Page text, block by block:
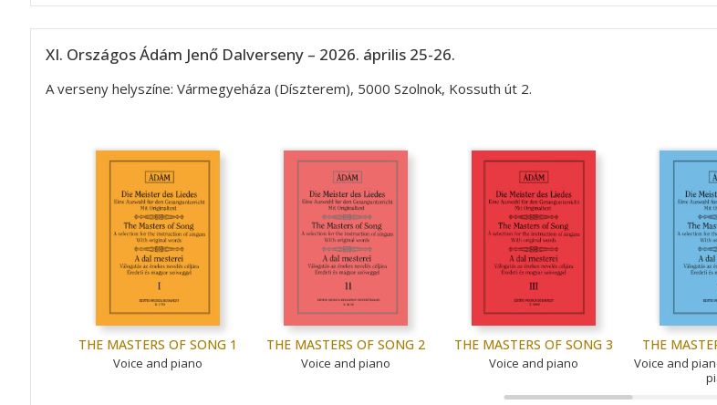
XI. Országos Ádám Jenő Dalverseny – 2026. április 25-26.
A verseny helyszíne: Vármegyeháza (Díszterem), 5000 Szolnok, Kossuth út 2.
THE MASTERS OF SONG 1
Voice and piano
THE MASTERS OF SONG 2
Voice and piano
THE MASTERS OF SONG 3
Voice and piano
THE
Voice and